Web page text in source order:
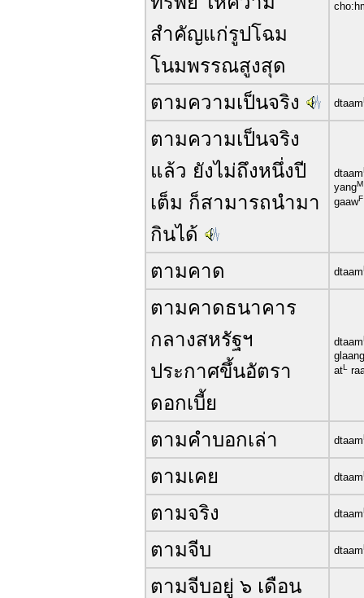
สำคัญแก่รูปโฉม
โนมพรรณสูงสุด
ตามความเป็นจริง dtaam
ตามความเป็นจริง
แล้ว ยังไม่ถึงหนึ่งปี
เต็ม ก็สามารถนำมา
กินได้
dtaam
yangM
gaawF
ตามคาด dtaam
ตามคาดธนาคาร
กลางสหรัฐฯ
ประกาศขึ้นอัตรา
ดอกเบี้ย
dtaam
glaang
atL
ตามคำบอกเล่า dtaam
ตามเคย dtaam
ตามจริง dtaam
ตามจีบ dtaam
ตามจีบอยู่ ๖ เดือน